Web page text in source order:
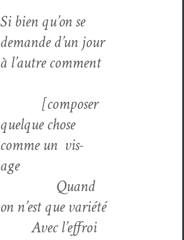
Si bien qu’on se
demande d’un jour
à l’autre com­ment
[com­pos­er
quelque chose
comme un vis­
age
Quand
on n’est que variété
Avec l’effroi